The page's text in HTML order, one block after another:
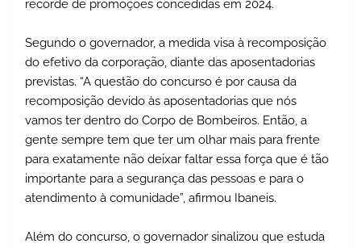
recorde de promoções concedidas em 2024.
Segundo o governador, a medida visa à recomposição
do efetivo da corporação, diante das aposentadorias
previstas. “A questão do concurso é por causa da
recomposição devido às aposentadorias que nós
vamos ter dentro do Corpo de Bombeiros. Então, a
gente sempre tem que ter um olhar mais para frente
para exatamente não deixar faltar essa força que é tão
importante para a segurança das pessoas e para o
atendimento à comunidade”, afirmou Ibaneis.
Além do concurso, o governador sinalizou que estuda